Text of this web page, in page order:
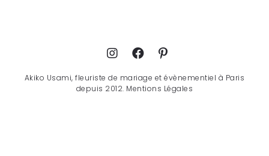
Akiko Usami, fleuriste de mariage et évènementiel à Paris
depuis 2012. Mentions Légales